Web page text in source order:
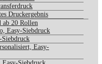
Druckergebnis
ab 20 Rollen
Easy-Siebdruck
Easy-